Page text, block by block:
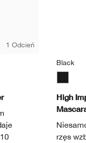
1 Odcień
Black
High
rzęs